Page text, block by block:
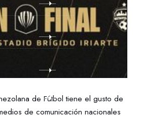
de Fútbol tiene el gusto de
de comunicación nacionales